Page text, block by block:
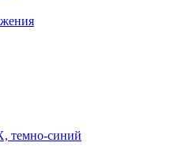
темно-синий